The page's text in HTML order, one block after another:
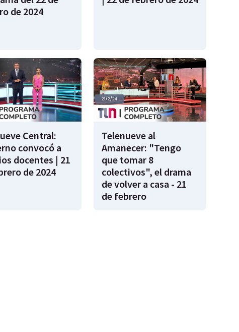
de 2024
Central:
convocó a
docentes | 21
de 2024
Telenueve al
Amanecer: "Tengo
que tomar 8
colectivos", el drama
de volver a casa - 21
de febrero